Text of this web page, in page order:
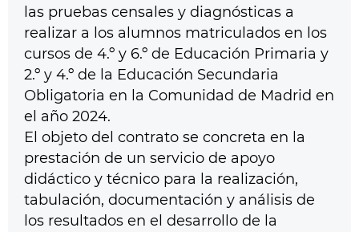
las pruebas censales y diagnósticas a
realizar a los alumnos matriculados en los
cursos de 4.º y 6.º de Educación Primaria y
2.º y 4.º de la Educación Secundaria
Obligatoria en la Comunidad de Madrid en
el año 2024.
El objeto del contrato se concreta en la
prestación de un servicio de apoyo
didáctico y técnico para la realización,
tabulación, documentación y análisis de
los resultados en el desarrollo de la